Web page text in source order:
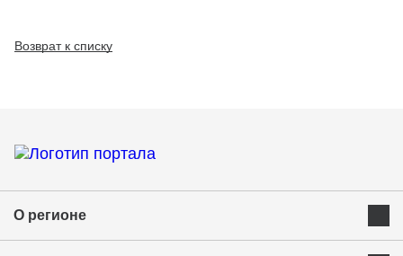
Возврат к списку
О регионе